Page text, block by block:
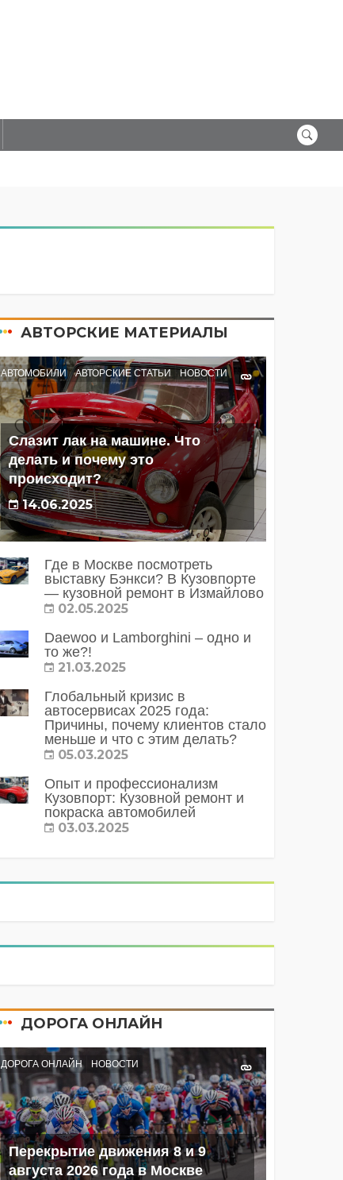
АВТОРСКИЕ МАТЕРИАЛЫ
АВТОМОБИЛИ АВТОРСКИЕ СТАТЬИ НОВОСТИ
Слазит лак на машине. Что
делать и почему это
происходит?
14.06.2025
Где в Москве посмотреть
выставку Бэнкси? В Кузовпорте
— кузовной ремонт в Измайлово
02.05.2025
Daewoo и Lamborghini – одно и
то же?!
21.03.2025
Глобальный кризис в
автосервисах 2025 года:
Причины, почему клиентов стало
меньше и что с этим делать?
05.03.2025
Опыт и профессионализм
Кузовпорт: Кузовной ремонт и
покраска автомобилей
03.03.2025
ДОРОГА ОНЛАЙН
ДОРОГА ОНЛАЙН НОВОСТИ
Перекрытие движения 8 и 9
августа 2026 года в Москве